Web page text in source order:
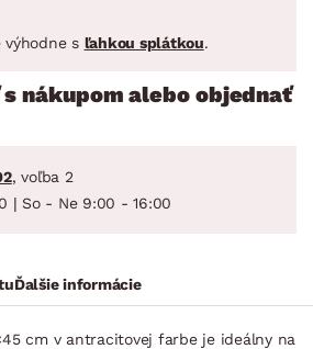
s ľahkou splátkou.
nákupom alebo objednať
, voľba 2
| So - Ne 9:00 - 16:00
Ďalšie informácie
cm v antracitovej farbe je ideálny na